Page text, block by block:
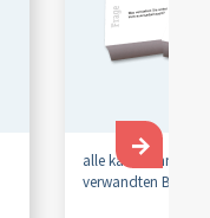
alle
verwandten Berufe
→